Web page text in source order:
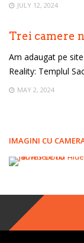
JULY 12, 2024
Trei camere
Am adaugat pe
Reality: Templul
MAY 2, 2024
IMAGINI CU